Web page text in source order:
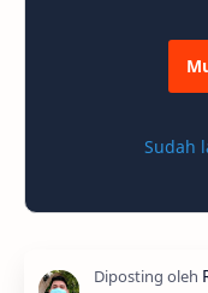
Sudah